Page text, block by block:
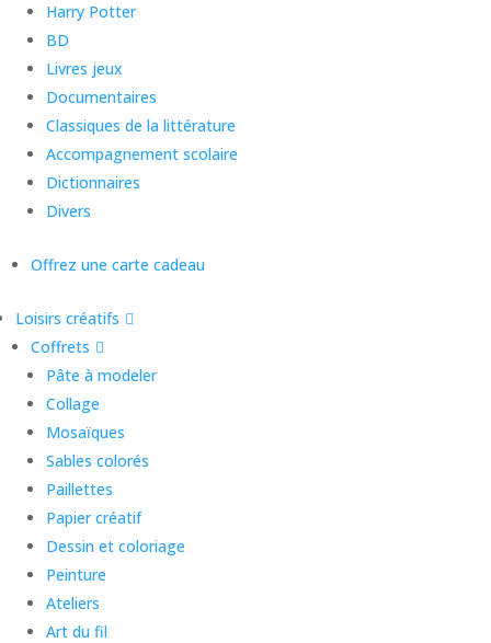
Harry Potter
BD
Livres jeux
Documentaires
Classiques de la littérature
Accompagnement scolaire
Dictionnaires
Divers
Offrez une carte cadeau
Loisirs créatifs
Coffrets
Pâte à modeler
Collage
Mosaïques
Sables colorés
Paillettes
Papier créatif
Dessin et coloriage
Peinture
Ateliers
Art du fil